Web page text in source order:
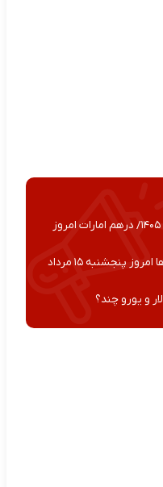
قیمت درهم امروز جمعه ۱۶ مرداد ۱۴۰۵/ درهم امارات امروز
قیمت جدید دلار، یورو و سایر ارزها امروز پنجشنبه ۱۵ مرداد